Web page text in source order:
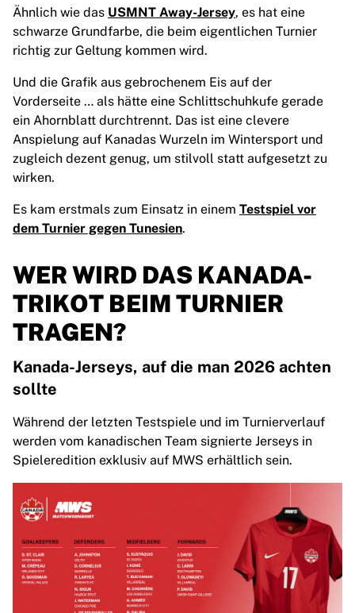
Ähnlich wie das USMNT Away-Jersey, es hat eine
schwarze Grundfarbe, die beim eigentlichen Turnier
richtig zur Geltung kommen wird.
Und die Grafik aus gebrochenem Eis auf der
Vorderseite … als hätte eine Schlittschuhkufe gerade
ein Ahornblatt durchtrennt. Das ist eine clevere
Anspielung auf Kanadas Wurzeln im Wintersport und
zugleich dezent genug, um stilvoll statt aufgesetzt zu
wirken.
Es kam erstmals zum Einsatz in einem Testspiel vor
dem Turnier gegen Tunesien.
WER WIRD DAS KANADA-
TRIKOT BEIM TURNIER
TRAGEN?
Kanada-Jerseys, auf die man 2026 achten
sollte
Während der letzten Testspiele und im Turnierverlauf
werden vom kanadischen Team signierte Jerseys in
Spieleredition exklusiv auf MWS erhältlich sein.